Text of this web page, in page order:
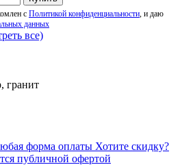
с Политикой конфиденциальности, и даю
данных
все)
гранит
форма оплаты Хотите скидку?
публичной офертой